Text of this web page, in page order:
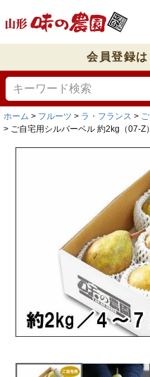
会員登録
ホーム フルーツ ラ・フランス
ご自宅用シルバーベル 約2kg（07-Z）